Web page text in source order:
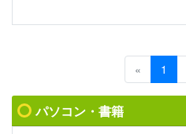
«
1
パソコン・書籍